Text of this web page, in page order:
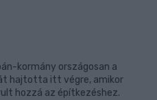
kormány országosan a
hajtotta itt végre, amikor
hozzá az építkezéshez.